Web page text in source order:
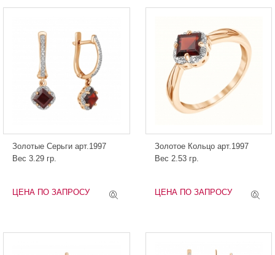
Золотые Серьги арт.1997
Вес 3.29 гр.
ЦЕНА ПО ЗАПРОСУ
Золотое Кольцо арт.1997
Вес 2.53 гр.
ЦЕНА ПО ЗАПРОСУ